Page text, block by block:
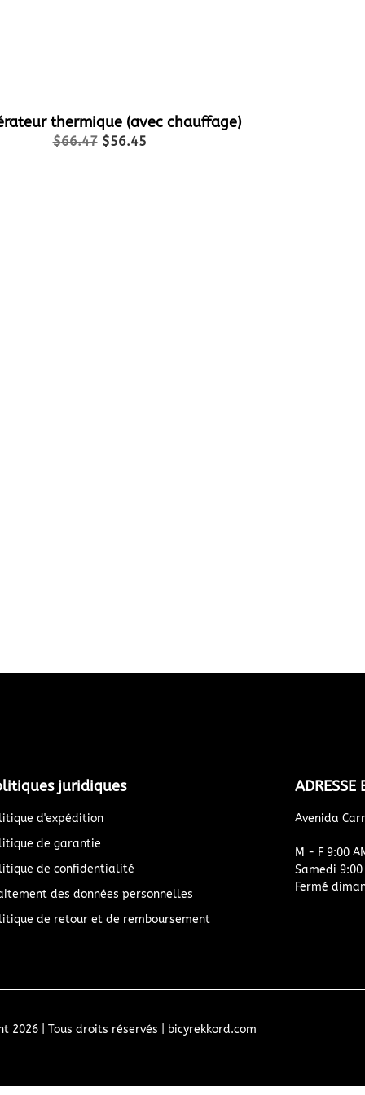
thermique (avec chauffage)
$66.47 $56.45
juridiques
d'expédition
de garantie
de confidentialité
des données personnelles
de retour et de remboursement
ADRESSE
Avenida
M - F 9:00
Samedi
Fermé
2026 | Tous droits réservés | bicyrekkord.com